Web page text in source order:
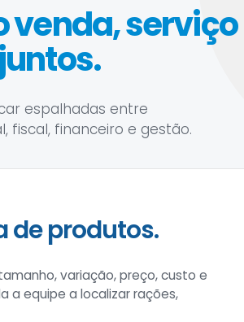
venda, serviço
espalhadas entre
fiscal, financeiro e gestão.
de produtos.
variação, preço, custo e
a equipe a localizar rações,